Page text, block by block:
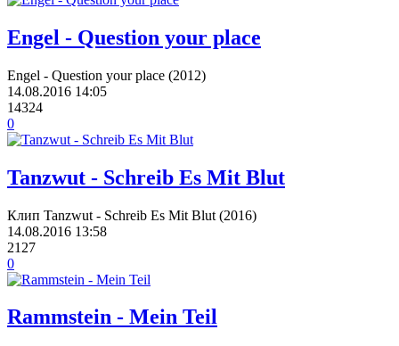
Engel - Question your place
Engel - Question your place (2012)
14.08.2016 14:05
14324
0
Tanzwut - Schreib Es Mit Blut
Клип Tanzwut - Schreib Es Mit Blut (2016)
14.08.2016 13:58
2127
0
Rammstein - Mein Teil